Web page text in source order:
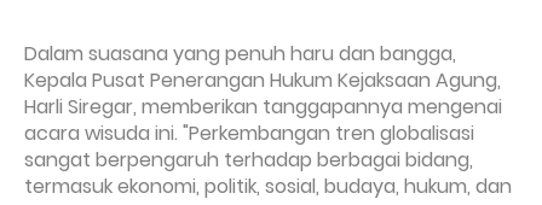
Dalam suasana yang penuh haru dan bangga,
Kepala Pusat Penerangan Hukum Kejaksaan Agung,
Harli Siregar, memberikan tanggapannya mengenai
acara wisuda ini. "Perkembangan tren globalisasi
sangat berpengaruh terhadap berbagai bidang,
termasuk ekonomi, politik, sosial, budaya, hukum, dan